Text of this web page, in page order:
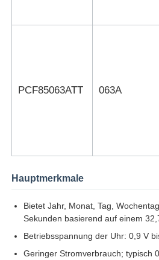
MCU-Mikroregler-Einheit
MPU-IC
PCF85063ATT 063A
Hauptmerkmale
Bietet Jahr, Monat, Tag,
Sekunden basierend auf einem
Betriebsspannung der Uhr: 0,9 V
Geringer Stromverbrauch; typisch